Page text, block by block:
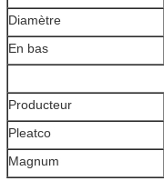
Diamètre
En bas
Producteur
Pleatco
Magnum